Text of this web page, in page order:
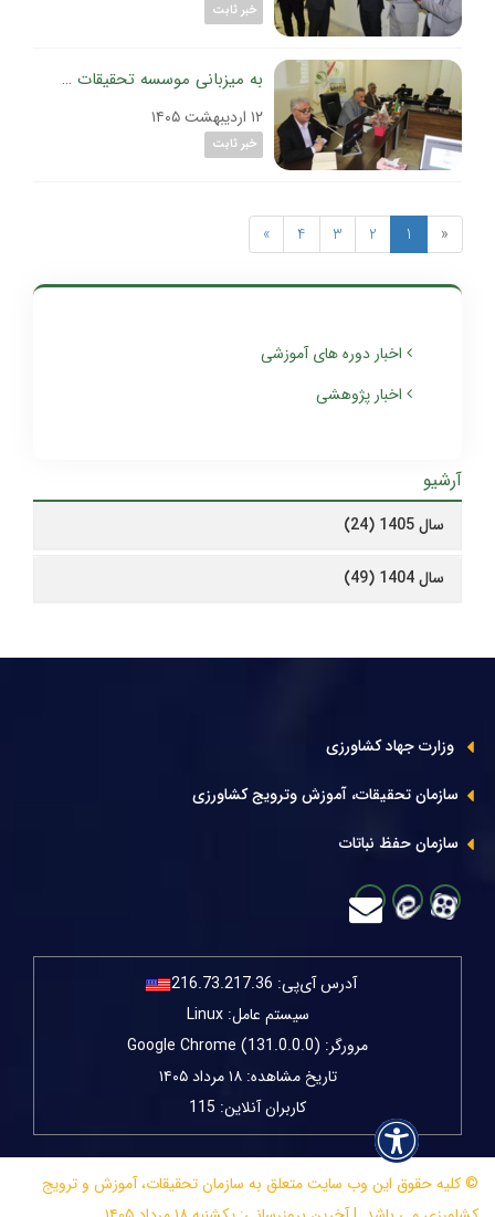
خبر ثابت
به میزبانی موسسه تحقیقات گیاه‌پزشکی کشور؛
۱۲ اردیبهشت ۱۴۰۵
خبر ثابت
«
1
2
3
4
»
اخبار دوره های آموزشی
اخبار پژوهشی
آرشیو
سال 1405 (24)
سال 1404 (49)
وزارت جهاد کشاورزی
سازمان تحقیقات، آموزش وترویج کشاورزی
سازمان حفظ نباتات
آدرس آی‌پی: 216.73.217.36
سیستم عامل: Linux
مرورگر: Google Chrome (131.0.0.0)
تاریخ مشاهده: ۱۸ مرداد ۱۴۰۵
کاربران آنلاین: 115
© کلیه حقوق این وب سایت متعلق به سازمان تحقیقات، آموزش و ترویج